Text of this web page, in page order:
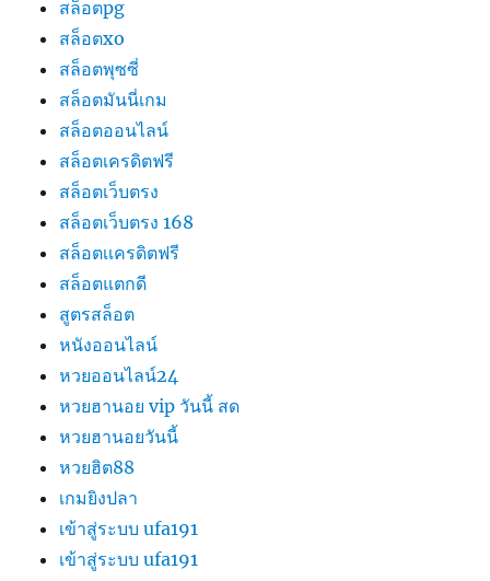
สล็อตpg
สล็อตxo
สล็อตพุซซี่
สล็อตมันนี่เกม
สล็อตออนไลน์
สล็อตเครดิตฟรี
สล็อตเว็บตรง
สล็อตเว็บตรง 168
สล็อตเเครดิตฟรี
สล็อตแตกดี
สูตรสล็อต
หนังออนไลน์
หวยออนไลน์24
หวยฮานอย vip วันนี้ สด
หวยฮานอยวันนี้
หวยฮิต88
เกมยิงปลา
เข้าสู่ระบบ ufa191
เข้าสู่ระบบ ufa191